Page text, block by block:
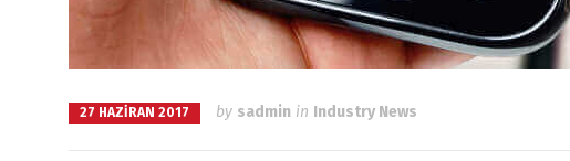
27 HAZIRAN 2017 by sadmin in Industry News